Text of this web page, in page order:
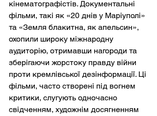
кінематографістів. Документальні
фільми, такі як «20 днів у Маріуполі»
та «Земля блакитна, як апельсин»,
охопили широку міжнародну
аудиторію, отримавши нагороди та
зберігаючи жорстоку правду війни
проти кремлівської дезінформації. Ці
фільми, часто створені під вогнем
критики, слугують одночасно
свідченням, художнім досягненням